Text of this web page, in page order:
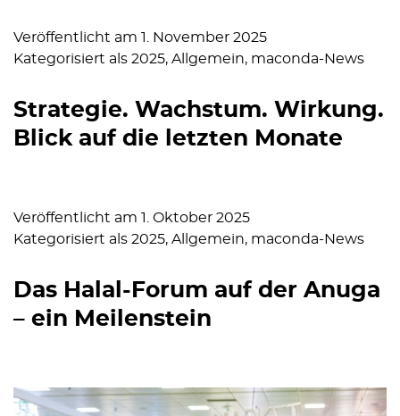
Veröffentlicht am 1. November 2025
Kategorisiert als 2025, Allgemein, maconda-News
Strategie. Wachstum. Wirkung.
Blick auf die letzten Monate
Veröffentlicht am 1. Oktober 2025
Kategorisiert als 2025, Allgemein, maconda-News
Das Halal-Forum auf der Anuga
– ein Meilenstein